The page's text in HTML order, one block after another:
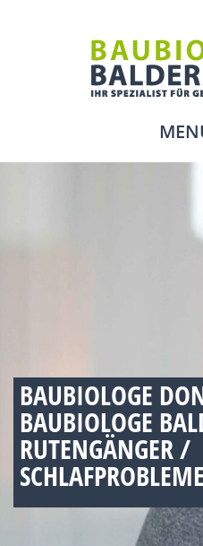
BAUBIOLOGE
BAUBIOLOGE
RUTENGÄNGER /
SCHLAFPROBLEME